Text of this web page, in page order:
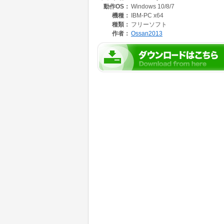
4.前項1.2.で使用が確認されているクラスとそ
5.前項1.2.で使用が確認されているクラスとそ
画面右側:
1.解析対象範囲内に存在するJavaファイル一覧
2.解析対象範囲内に存在し、未使用と推定され
3.解析対象範囲内に存在するXMLファイル一覧
4.解析対象範囲内に存在し、未使用と推定され
動作OS： Windows 10/8/7
機種：
IBM-PC x64
種類： フリーソフト
作者： Ossan2013